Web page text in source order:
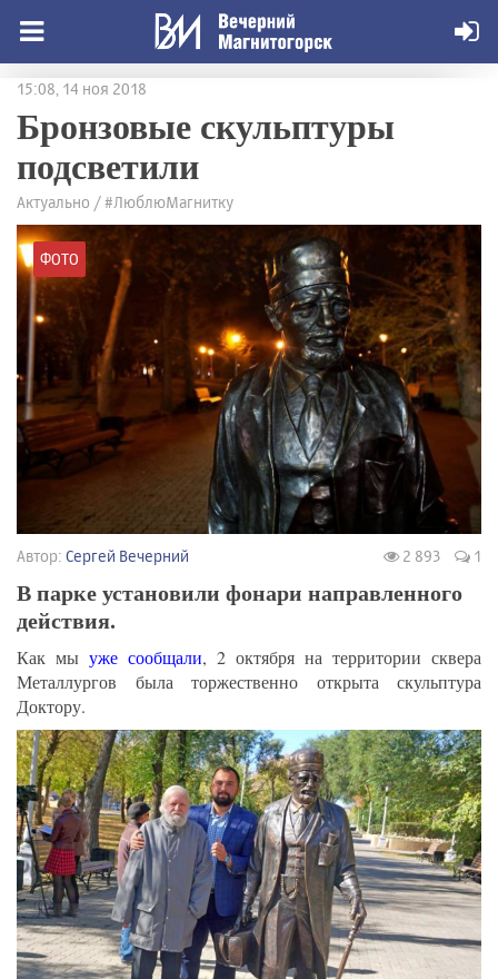
15:08, 14 ноя 2018
Бронзовые скульптуры
подсветили
Актуально / #ЛюблюМагнитку
ФОТО
Автор: Сергей Вечерний 2 893 1
В парке установили фонари направленного
действия.
Как мы уже сообщали, 2 октября на территории сквера
Металлургов была торжественно открыта скульптура
Доктору.